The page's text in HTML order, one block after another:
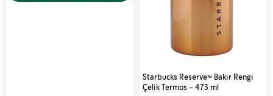
Starbucks Reserve™ Bakır Rengi
Çelik Termos - 473 ml